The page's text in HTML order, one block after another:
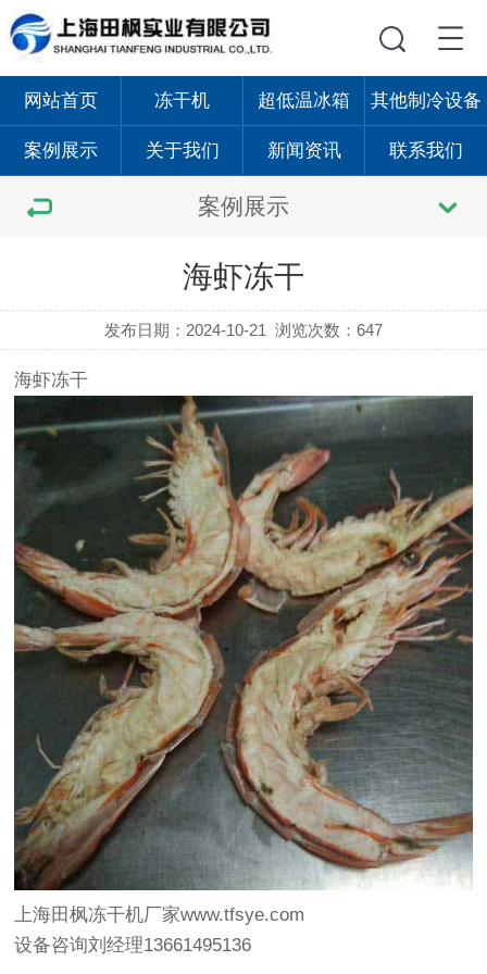
网站首页 冻干机 超低温冰箱 其他制冷设备
案例展示 关于我们 新闻资讯 联系我们
案例展示
海虾冻干
发布日期：2024-10-21 浏览次数：647
海虾冻干
上海田枫冻干机厂家www.tfsye.com
设备咨询刘经理13661495136